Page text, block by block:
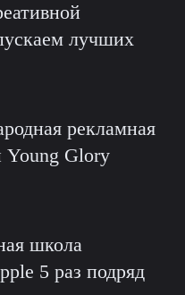
лучших
рекламная
Young Glory
школа
5 раз подряд